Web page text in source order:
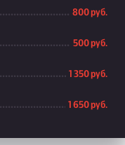
800 руб.
500 руб.
1 350 руб.
1 650 руб.